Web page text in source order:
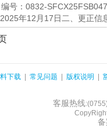
号：0832-
年12月17日二、更正信
下载 常见问题 版权说明
客服热线